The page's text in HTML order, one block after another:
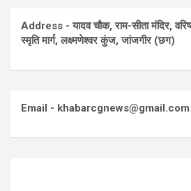
Address - यादव चौक, राम-सीता मंदिर,
स्मृति मार्ग, लक्ष्मणेश्वर कुंज, जांजगीर (छग)
Email - khabarcgnews@gmail.com